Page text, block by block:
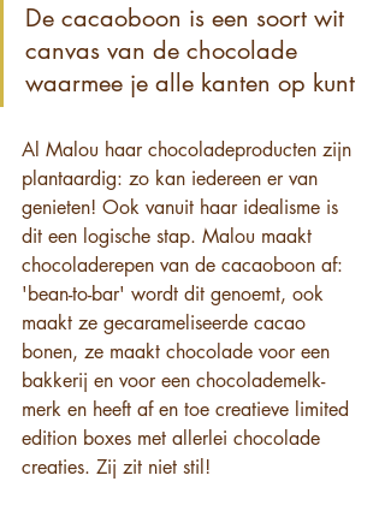
De cacaoboon is een soort wit
canvas van de chocolade
waarmee je alle kanten op kunt
Al Malou haar chocoladeproducten zijn
plantaardig: zo kan iedereen er van
genieten! Ook vanuit haar idealisme is
dit een logische stap. Malou maakt
chocoladerepen van de cacaoboon af:
'bean-to-bar' wordt dit genoemt, ook
maakt ze gecarameliseerde cacao
bonen, ze maakt chocolade voor een
bakkerij en voor een chocolademelk-
merk en heeft af en toe creatieve limited
edition boxes met allerlei chocolade
creaties. Zij zit niet stil!